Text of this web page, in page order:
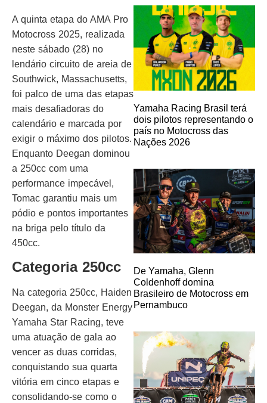
A quinta etapa do AMA Pro
Motocross 2025, realizada
neste sábado (28) no
lendário circuito de areia de
Southwick, Massachusetts,
foi palco de uma das etapas
mais desafiadoras do
calendário e marcada por
exigir o máximo dos pilotos.
Enquanto Deegan dominou
a 250cc com uma
performance impecável,
Tomac garantiu mais um
pódio e pontos importantes
na briga pelo título da
450cc.
Categoria 250cc
Na categoria 250cc, Haiden
Deegan, da Monster Energy
Yamaha Star Racing, teve
uma atuação de gala ao
vencer as duas corridas,
conquistando sua quarta
vitória em cinco etapas e
consolidando-se como o
Yamaha Racing Brasil terá
dois pilotos representando o
país no Motocross das
Nações 2026
De Yamaha, Glenn
Coldenhoff domina
Brasileiro de Motocross em
Pernambuco